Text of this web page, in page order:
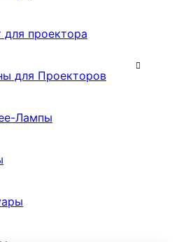
для проектора
для Проекторов
Лампы